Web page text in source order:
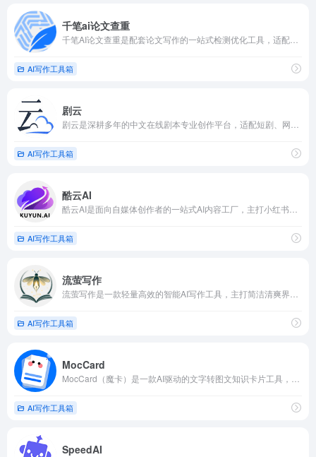
千笔ai论文查重
AI写作工具箱
剧云
AI写作工具箱
酷云AI
AI写作工具箱
流萤写作
AI写作工具箱
MocCard
AI写作工具箱
SpeedAI